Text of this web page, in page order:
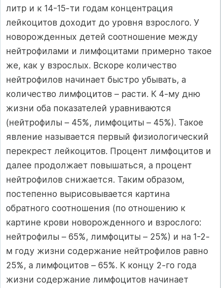
литр и к 14-15-ти годам концентрация
лейкоцитов доходит до уровня взрослого. У
новорожденных детей соотношение между
нейтрофилами и лимфоцитами примерно такое
же, как у взрослых. Вскоре количество
нейтрофилов начинает быстро убывать, а
количество лимфоцитов – расти. К 4-му дню
жизни оба показателей уравниваются
(нейтрофилы – 45%, лимфоциты – 45%). Такое
явление называется первый физиологический
перекрест лейкоцитов. Процент лимфоцитов и
далее продолжает повышаться, а процент
нейтрофилов снижается. Таким образом,
постепенно вырисовывается картина
обратного соотношения (по отношению к
картине крови новорожденного и взрослого:
нейтрофилы – 65%, лимфоциты – 25%) и на 1-2-
м году жизни содержание нейтрофилов равно
25%, а лимфоцитов – 65%. К концу 2-го года
жизни содержание лимфоцитов начинает